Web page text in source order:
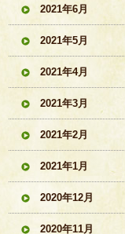
2021年6月
2021年5月
2021年4月
2021年3月
2021年2月
2021年1月
2020年12月
2020年11月